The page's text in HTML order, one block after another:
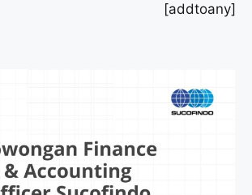
[addtoany]